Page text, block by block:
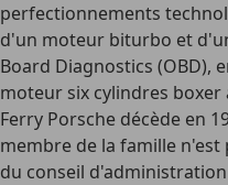
perfectionnements
d'un moteur biturbo et
Board Diagnostics (OBD),
moteur six cylindres
Ferry Porsche décède en
membre de la famille
du conseil